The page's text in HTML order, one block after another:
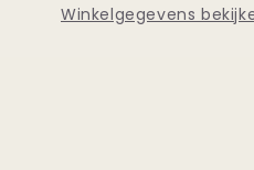
Winkelgegevens